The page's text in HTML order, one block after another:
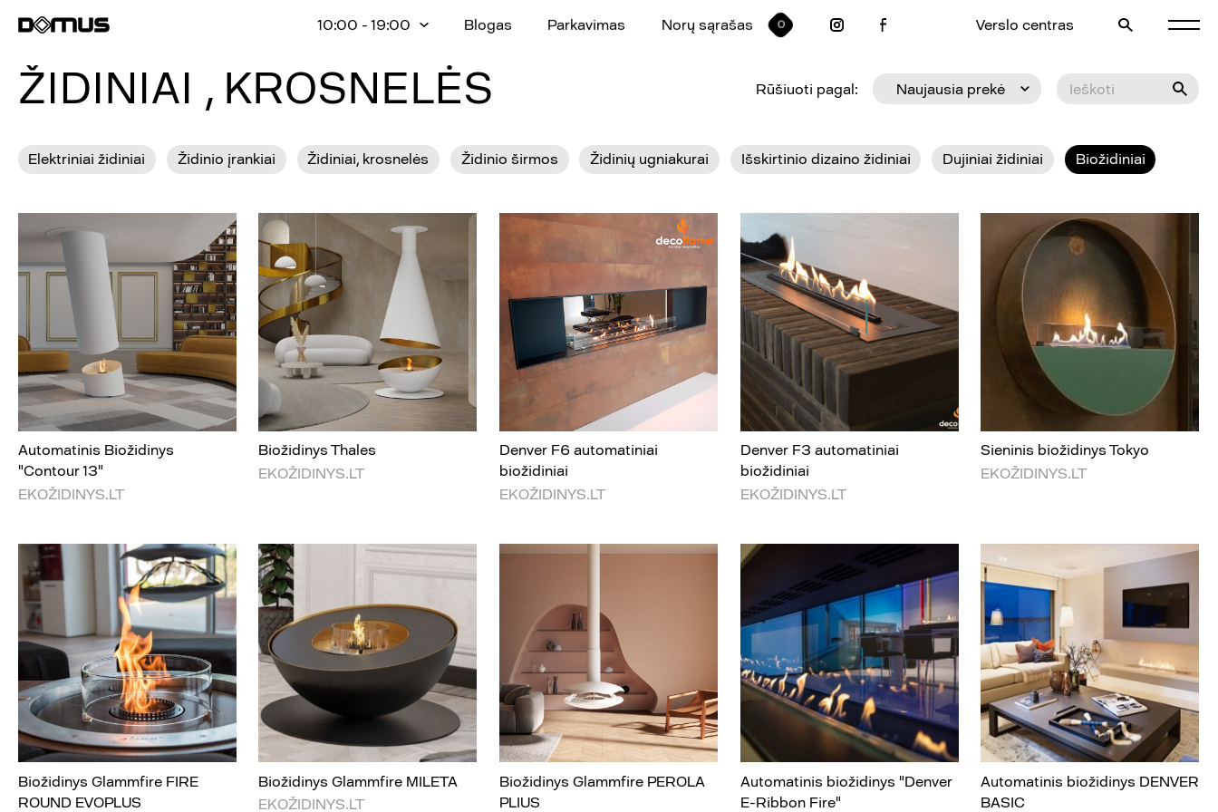
10:00 - 19:00 Blogas Parkavimas Norų sąrašas 0 Verslo centras
ŽIDINIAI , KROSNELĖS Rūšiuoti pagal: Naujausia prekė
Elektriniai židiniai Židinio įrankiai Židiniai, krosnelės Židinio širmos Židinių ugniakurai Išskirtinio dizaino židiniai Dujiniai židiniai Biožidiniai
Automatinis Biožidinys
"Contour 13"
EKOŽIDINYS.LT
Biožidinys Thales
EKOŽIDINYS.LT
Denver F6 automatiniai
biožidiniai
EKOŽIDINYS.LT
Denver F3 automatiniai
biožidiniai
EKOŽIDINYS.LT
Sieninis biožidinys Tokyo
EKOŽIDINYS.LT
Biožidinys Glammfire FIRE
ROUND EVOPLUS
Biožidinys Glammfire MILETA
EKOŽIDINYS.LT
Biožidinys Glammfire PEROLA
PLIUS
Automatinis biožidinys "Denver
E-Ribbon Fire"
Automatinis biožidinys DENVER
BASIC